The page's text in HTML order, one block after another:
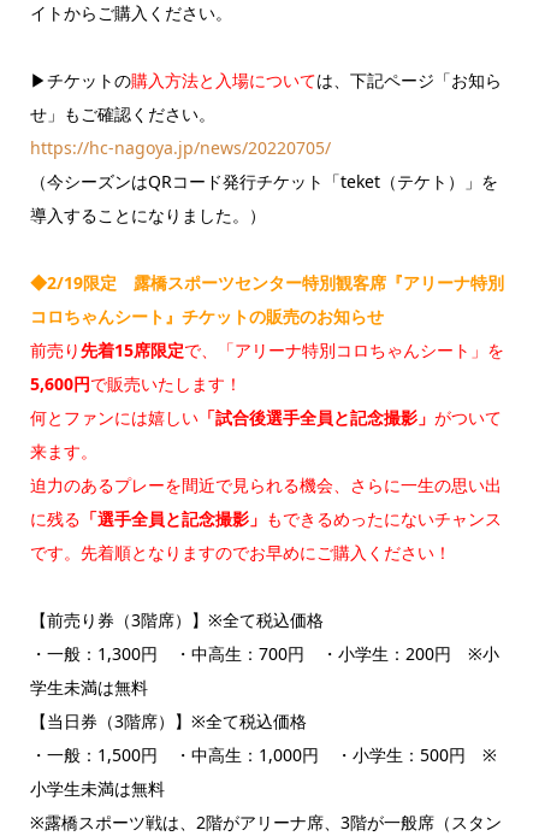
イトからご購入ください。
▶チケットの購入方法と入場については、下記ページ「お知ら
せ」もご確認ください。
https://hc-nagoya.jp/news/20220705/
（今シーズンはQRコード発行チケット「teket（テケト）」を
導入することになりました。）
◆2/19限定 露橋スポーツセンター特別観客席『アリーナ特別
コロちゃんシート』チケットの販売のお知らせ
前売り先着15席限定で、「アリーナ特別コロちゃんシート」を
5,600円で販売いたします！
何とファンには嬉しい「試合後選手全員と記念撮影」 がついて
来ます。
迫力のあるプレーを間近で見られる機会、さらに一生の思い出
に残る 「選手全員と記念撮影」 もできるめったにないチャンス
です。先着順となりますのでお早めにご購入ください！
【前売り券（3階席）】※全て税込価格
・一般：1,300円 ・中高生：700円 ・小学生：200円 ※小
学生未満は無料
【当日券（3階席）】※全て税込価格
・一般：1,500円 ・中高生：1,000円 ・小学生：500円 ※
小学生未満は無料
※露橋スポーツ戦は、2階がアリーナ席、3階が一般席（スタン